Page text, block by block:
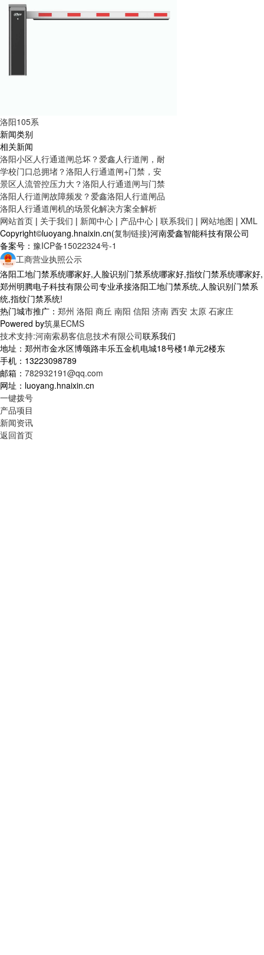
洛阳105系
新闻类别
相关新闻
洛阳小区人行通道闸总坏？爱鑫人行道闸，耐
学校门口总拥堵？洛阳人行通道闸+门禁，安
景区人流管控压力大？洛阳人行通道闸与门禁
洛阳人行道闸故障频发？爱鑫洛阳人行道闸品
洛阳人行通道闸机的场景化解决方案全解析
网站首页 | 关于我们 | 新闻中心 | 产品中心 | 联系我们 | 网站地图 | XML
Copyright©luoyang.hnaixin.cn(复制链接)河南爱鑫智能科技有限公司
备案号： 豫ICP备15022324号-1
工商营业执照公示
洛阳工地门禁系统哪家好,人脸识别门禁系统哪家好,指纹门禁系统哪家好,
郑州明腾电子科技有限公司专业承接洛阳工地门禁系统,人脸识别门禁系
统,指纹门禁系统!
热门城市推广： 郑州 洛阳 商丘 南阳 信阳 济南 西安 太原 石家庄
Powered by筑巢ECMS
技术支持:河南索易客信息技术有限公司联系我们
地址：郑州市金水区博颂路丰乐五金机电城18号楼1单元2楼东
手机：13223098789
邮箱： 782932191@qq.com
网址：luoyang.hnaixin.cn
一键拨号
产品项目
新闻资讯
返回首页